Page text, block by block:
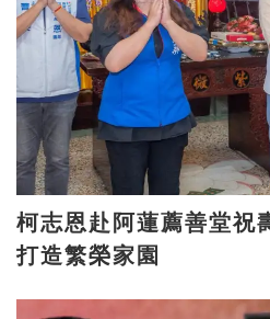
柯志恩赴阿蓮薦善堂祝壽 盼守護庄頭情
打造繁榮家園